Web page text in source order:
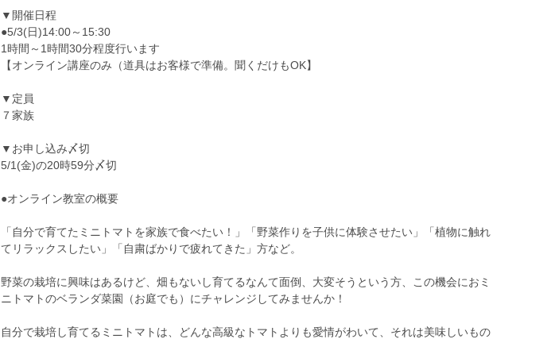
▼開催日程
●5/3(日)14:00～15:30
1時間～1時間30分程度行います
【オンライン講座のみ（道具はお客様で準備。聞くだけもOK】
▼定員
７家族
▼お申し込み〆切
5/1(金)の20時59分〆切
●オンライン教室の概要
「自分で育てたミニトマトを家族で食べたい！」「野菜作りを子供に体験させたい」「植物に触れ
てリラックスしたい」「自粛ばかりで疲れてきた」方など。
野菜の栽培に興味はあるけど、畑もないし育てるなんて面倒、大変そうという方、この機会におミ
ニトマトのベランダ菜園（お庭でも）にチャレンジしてみませんか！
自分で栽培し育てるミニトマトは、どんな高級なトマトよりも愛情がわいて、それは美味しいもの